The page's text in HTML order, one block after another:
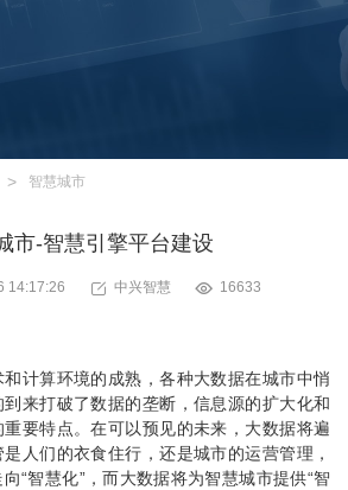
智慧城市
市-智慧引擎平台建设
14:17:26 中兴智慧 16633
计算环境的成熟，各种大数据在城市中悄
来打破了数据的垄断，信息源的扩大化和
要特点。在可以预见的未来，大数据将遍
人们的衣食住行，还是城市的运营管理，
“智慧化”，而大数据将为智慧城市提供“智